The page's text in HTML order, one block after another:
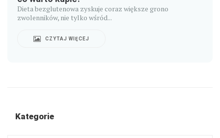
Dieta bezglutenowa zyskuje coraz większe grono
zwolenników, nie tylko wśród...
CZYTAJ WIĘCEJ
Kategorie